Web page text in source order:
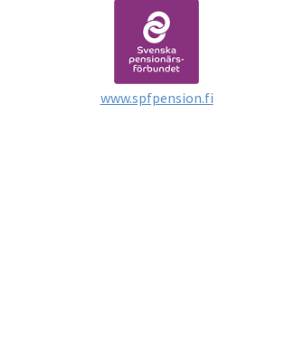
www.spfpension.fi